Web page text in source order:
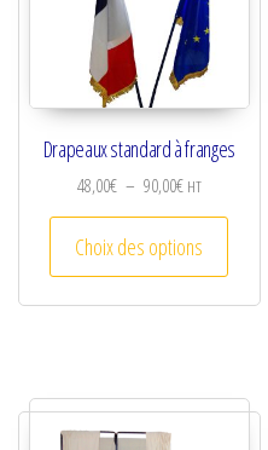
Drapeaux standard à franges
48,00€ – 90,00€Plage de prix
HT
Choix des options
Ce